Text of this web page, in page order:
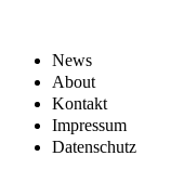
News
About
Kontakt
Impressum
Datenschutz